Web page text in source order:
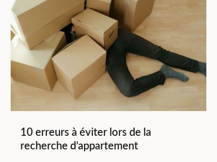
10 erreurs à éviter lors de la
recherche d’appartement